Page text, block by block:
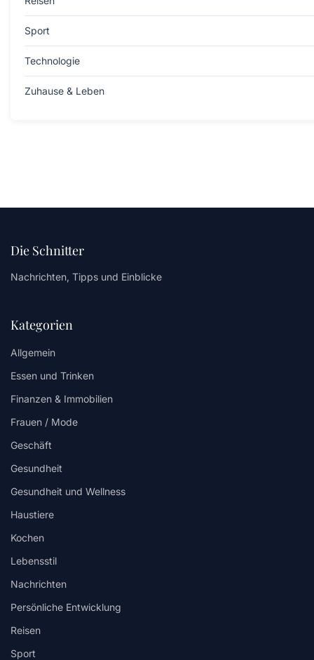
Sport
Technologie
Zuhause & Leben
Die Schnitter
Nachrichten, Tipps und Einblicke
Kategorien
Allgemein
Essen und Trinken
Finanzen & Immobilien
Frauen / Mode
Geschäft
Gesundheit
Gesundheit und Wellness
Haustiere
Kochen
Lebensstil
Nachrichten
Persönliche Entwicklung
Reisen
Sport